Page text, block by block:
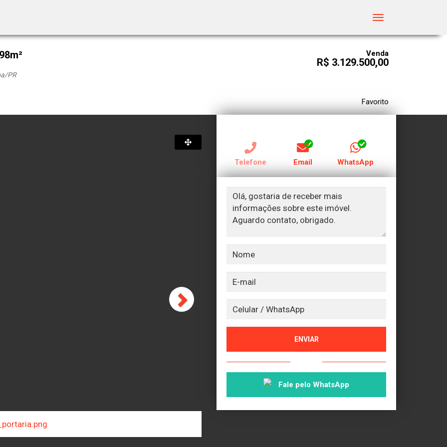
Toggle
/PR
Venda
R$ 3.129.500,00
Favorito
080_dormitorio.png
Next
Telefone Email WhatsApp
ENVIAR
Fale pelo WhatsApp